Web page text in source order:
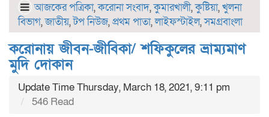
আজকের পত্রিকা,করোনা সংবাদ,কুমারখালী,কুষ্টিয়া,খুলনা
বিভাগ,জাতীয়,টপ নিউজ,প্রথম পাতা,লাইফস্টাইল,সমগ্রবাংলা
করোনায় জীবন-জীবিকা/ শফিকুলের ভ্রাম্যমাণ
মুদি দোকান
Update Time Thursday, March 18, 2021, 9:11 pm
546 Read